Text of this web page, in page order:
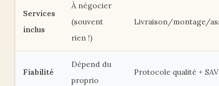
Services
inclus
À négocier
(souvent
rien !)
Livraison/montage/
Fiabilité
Dépend du
proprio
Protocole qualité + SAV